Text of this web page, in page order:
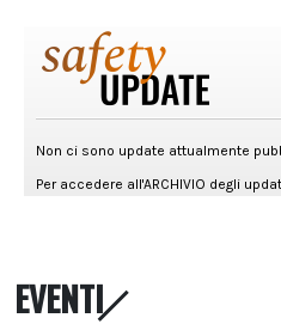
EVENTI